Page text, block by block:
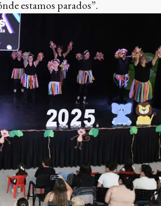
estamos parados”.